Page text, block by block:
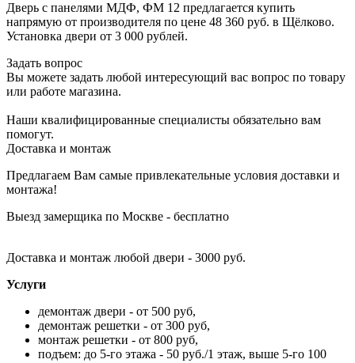
Дверь с панелями МДФ, ФМ 12 предлагается купить
напрямую от производителя по цене 48 360 руб. в Щёлково.
Установка двери от 3 000 рублей.
Задать вопрос
Вы можете задать любой интересующий вас вопрос по товару
или работе магазина.
Наши квалифицированные специалисты обязательно вам
помогут.
Доставка и монтаж
Предлагаем Вам самые привлекательные условия доставки и
монтажа!
Выезд замерщика по Москве - бесплатно
Доставка и монтаж любой двери - 3000 руб.
Услуги
демонтаж двери - от 500 руб,
демонтаж решетки - от 300 руб,
монтаж решетки - от 800 руб,
подъем: до 5-го этажа - 50 руб./1 этаж, выше 5-го 100